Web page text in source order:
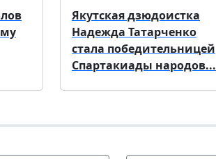
Якутская дзюдоистка
Надежда Татарченко
стала победительницей
Спартакиады народов...